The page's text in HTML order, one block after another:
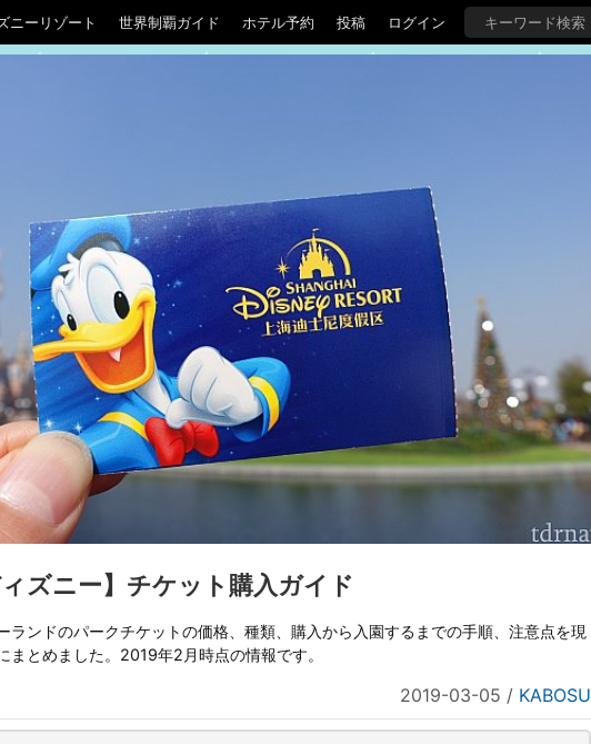
ニーリゾート 世界制覇ガイド ホテル予約 投稿 ログイン
ィズニー】チケット購入ガイド
ランドのパークチケットの価格、種類、購入から入園するまでの手順、注意点を現
まとめました。2019年2月時点の情報です。
2019-03-05 / KABOSU